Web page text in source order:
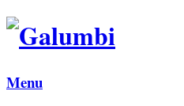
Menu